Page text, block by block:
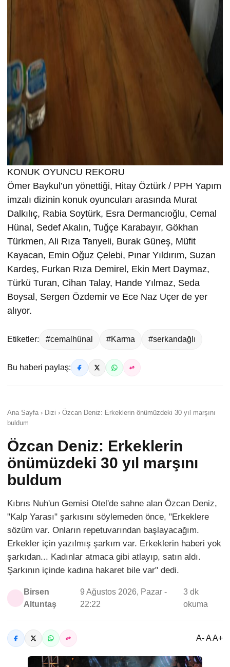
KONUK OYUNCU REKORU
Ömer Baykul’un yönettiği, Hitay Öztürk / PPH Yapım
imzalı dizinin konuk oyuncuları arasında Murat
Dalkılıç, Rabia Soytürk, Esra Dermancıoğlu, Cemal
Hünal, Sedef Akalın, Tuğçe Karabayır, Gökhan
Türkmen, Ali Rıza Tanyeli, Burak Güneş, Müfit
Kayacan, Emin Oğuz Çelebi, Pınar Yıldırım, Suzan
Kardeş, Furkan Rıza Demirel, Ekin Mert Daymaz,
Türkü Turan, Cihan Talay, Hande Yılmaz, Seda
Boysal, Sergen Özdemir ve Ece Naz Uçer de yer
alıyor.
Etiketler: #cemalhünal #Karma #serkandağlı
Bu haberi paylaş:
Ana Sayfa › Dizi › Özcan Deniz: Erkeklerin önümüzdeki 30 yıl marşını
buldum
Özcan Deniz: Erkeklerin
önümüzdeki 30 yıl marşını
buldum
Kıbrıs Nuh'un Gemisi Otel'de sahne alan Özcan Deniz,
"Kalp Yarası" şarkısını söylemeden önce, "Erkeklere
sözüm var. Onların repetuvarından başlayacağım.
Erkekler için yazılmış şarkım var. Erkeklerin haberi yok
şarkıdan... Kadınlar atmaca gibi atlayıp, satın aldı.
Şarkının içinde kadına hakaret bile var" dedi.
Birsen
Altuntaş
9 Ağustos 2026, Pazar -
22:22
3 dk
okuma
A- A A+